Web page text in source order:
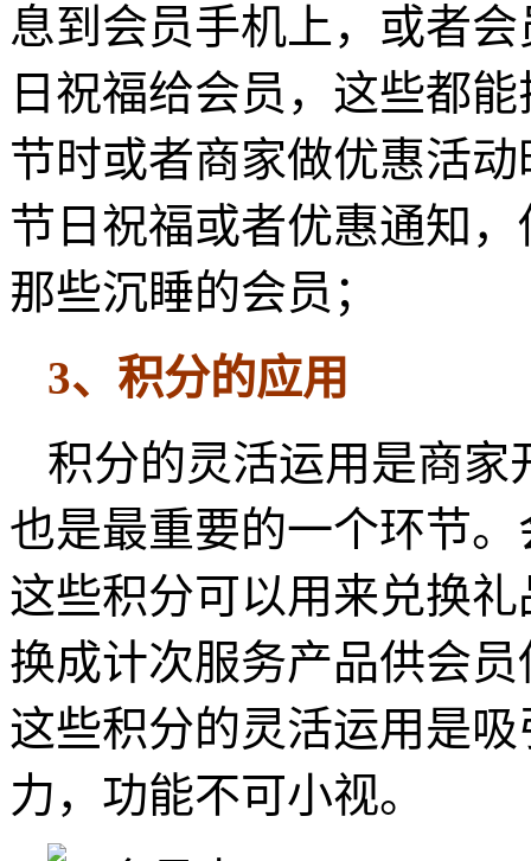
息到会员手机上，或者
日祝福给会员，这些都
节时或者商家做优惠活
节日祝福或者优惠通知
那些沉睡的会员；
3、积分的应用
积分的灵活运用是商家
也是最重要的一个环节
这些积分可以用来兑换
换成计次服务产品供会
这些积分的灵活运用是
力，功能不可小视。